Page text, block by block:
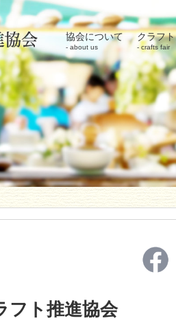
協会について
about us
クラフ
crafts fair
フト推進協会